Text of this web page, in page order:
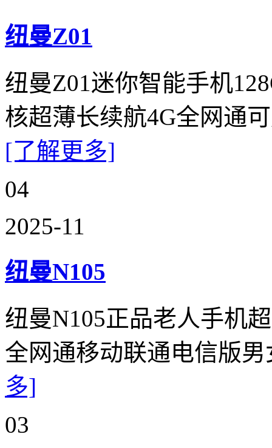
纽曼Z01
纽曼Z01迷你智能手机
核超薄长续航4G全网通
[了解更多]
04
2025-11
纽曼N105
纽曼N105正品老人手机
全网通移动联通电信版
多]
03